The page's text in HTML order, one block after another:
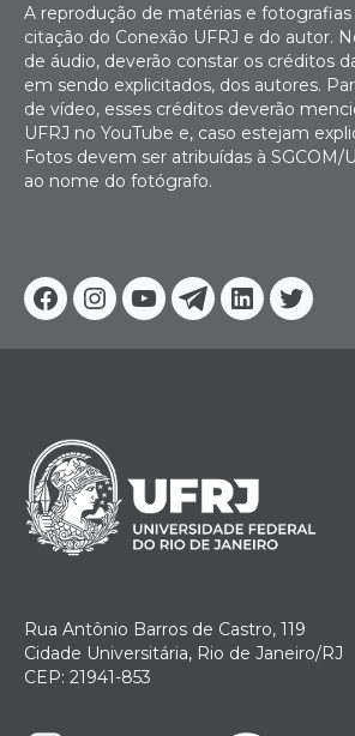
Facebook
Instagram
YoutubeTelegram
Linkedin
A reprodução de matérias e
citação do Conexão UFRJ e do autor.
de áudio, deverão constar os créditos
em sendo explicitados, dos autores.
de vídeo, esses créditos deverão
UFRJ no YouTube e, caso estejam
Fotos devem ser atribuídas à SGCOM/
ao nome do fotógrafo.
Rua Antônio Barros de Castro, 119
Cidade Universitária, Rio de Janeiro/RJ
CEP: 21941-853